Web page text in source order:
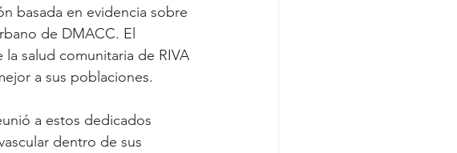
basada en evidencia sobre
de DMACC. El
salud comunitaria de RIVA
a sus poblaciones.
a estos dedicados
dentro de sus